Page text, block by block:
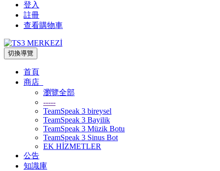
登入
註冊
查看購物車
切換導覽
首頁
商店
瀏覽全部
-----
TeamSpeak 3 bireysel
TeamSpeak 3 Bayilik
TeamSpeak 3 Müzik Botu
TeamSpeak 3 Sinus Bot
EK HİZMETLER
公告
知識庫